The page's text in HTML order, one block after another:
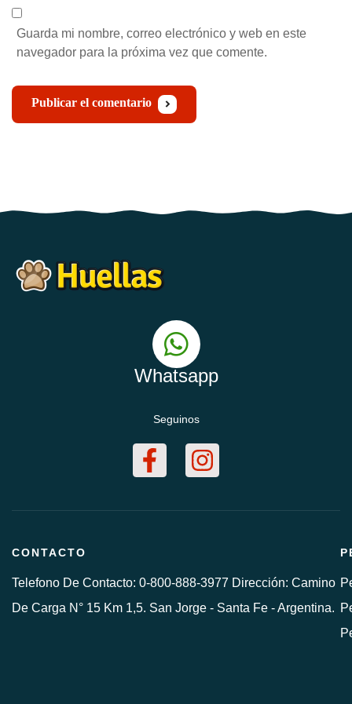
Guarda mi nombre, correo electrónico y web en este
navegador para la próxima vez que comente.
Publicar el comentario
Whatsapp
Seguinos
CONTACTO
Telefono De Contacto: 0-800-888-3977 Dirección: Camino
De Carga N° 15 Km 1,5. San Jorge - Santa Fe - Argentina.